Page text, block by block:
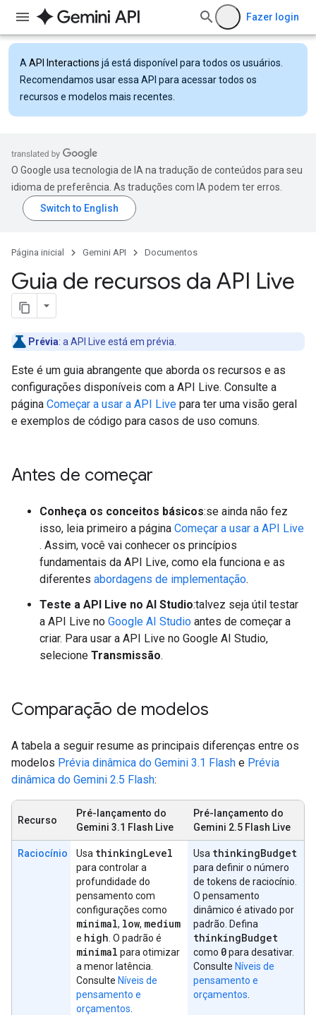
Fazer login
A API Interactions já está disponível para todos os usuários.
Recomendamos usar essa API para acessar todos os
recursos e modelos mais recentes.
O Google usa tecnologia de IA na tradução de conteúdos para seu
idioma de preferência. As traduções com IA podem ter erros.
Página inicial Gemini API Documentos
Guia de recursos da API Live
Prévia: a API Live está em prévia.
Este é um guia abrangente que aborda os recursos e as
configurações disponíveis com a API Live. Consulte a
página Começar a usar a API Live para ter uma visão geral
e exemplos de código para casos de uso comuns.
Antes de começar
Conheça os conceitos básicos:se ainda não fez
isso, leia primeiro a página Começar a usar a API Live
. Assim, você vai conhecer os princípios
fundamentais da API Live, como ela funciona e as
diferentes abordagens de implementação.
Teste a API Live no AI Studio:talvez seja útil testar
a API Live no Google AI Studio antes de começar a
criar. Para usar a API Live no Google AI Studio,
selecione Transmissão.
Comparação de modelos
A tabela a seguir resume as principais diferenças entre os
modelos Prévia dinâmica do Gemini 3.1 Flash e Prévia
dinâmica do Gemini 2.5 Flash:
Recurso
Pré-lançamento do
Gemini 3.1 Flash Live
Pré-lançamento do
Gemini 2.5 Flash Live
Raciocínio Usa thinkingLevel
para controlar a
profundidade do
pensamento com
configurações como
minimal, low, medium
e high . O padrão é
minimal para otimizar
a menor latência.
Consulte Níveis de
pensamento e
orçamentos
Usa thinkingBudget
para definir o número
de tokens de raciocínio.
O pensamento
dinâmico é ativado por
padrão. Defina
thinkingBudget
como 0para desativar.
Consulte Níveis de
pensamento e
orçamentos